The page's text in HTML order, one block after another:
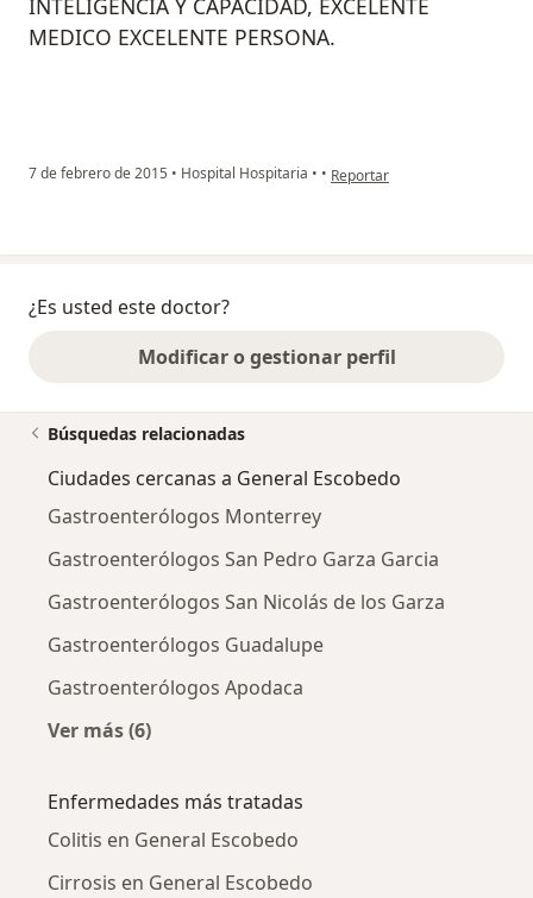
INTELIGENCIA Y CAPACIDAD, EXCELENTE
MEDICO EXCELENTE PERSONA.
7 de febrero de 2015 • Hospital Hospitaria • • en opinión del usuario usuario
Reportar
¿Es usted este doctor?
Modificar o gestionar perfil
Búsquedas relacionadas
Ciudades cercanas a General Escobedo
Gastroenterólogos Monterrey
Gastroenterólogos San Pedro Garza Garcia
Gastroenterólogos San Nicolás de los Garza
Gastroenterólogos Guadalupe
Gastroenterólogos Apodaca
Ver más (6)
Enfermedades más tratadas
Colitis en General Escobedo
Cirrosis en General Escobedo